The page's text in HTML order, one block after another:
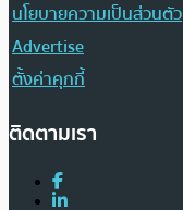
นโยบายความเป็นส่วนตัว
Advertise
ตั้งค่าคุกกี้
ติดตามเรา